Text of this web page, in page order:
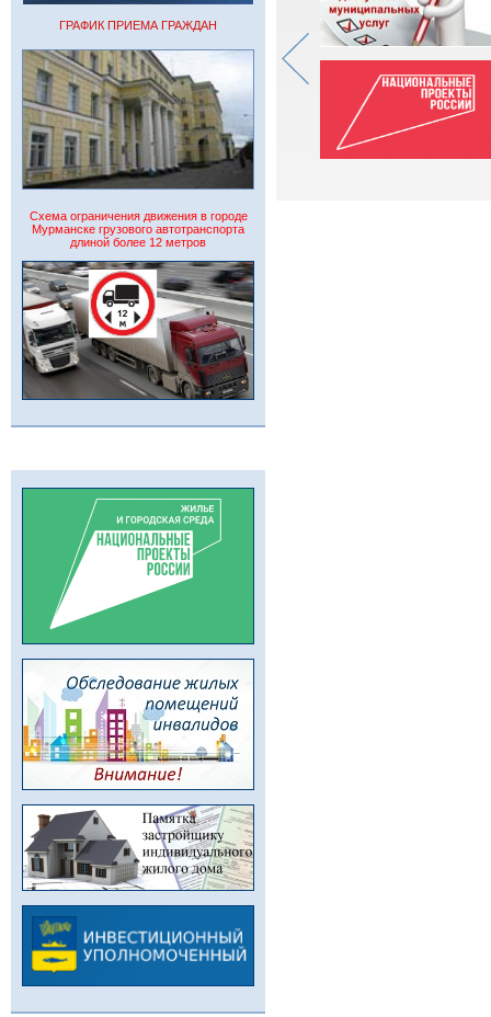
ГРАФИК ПРИЕМА ГРАЖДАН
Схема ограничения движения в городе
Мурманске грузового автотранспорта
длиной более 12 метров